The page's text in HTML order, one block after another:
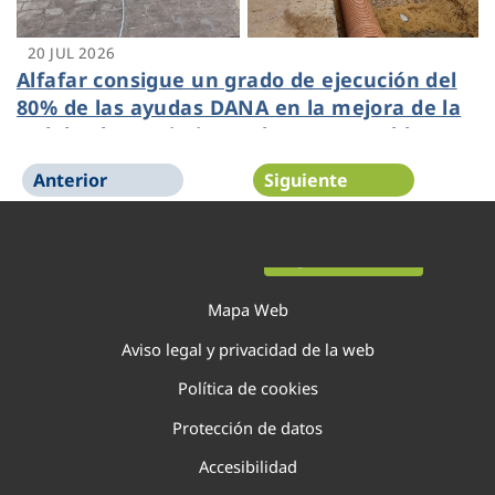
20 JUL 2026
Alfafar consigue un grado de ejecución del
80% de las ayudas DANA en la mejora de la
red de abastecimiento de agua potable
gestionada por Veolia
Anterior Siguiente
Mapa Web
Aviso legal y privacidad de la web
Política de cookies
Protección de datos
Accesibilidad